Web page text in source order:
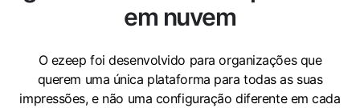
em nuvem
O ezeep foi desenvolvido para organizações que
querem uma única plataforma para todas as suas
impressões, e não uma configuração diferente em cada